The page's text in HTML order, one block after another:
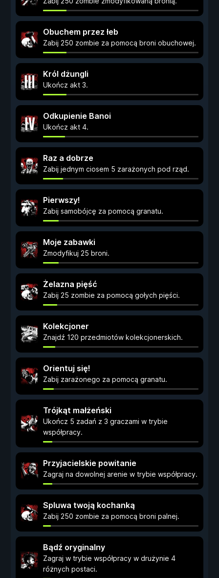
Obuchem przez łeb
Zabij 250 zombie za pomocą broni obuchowej.
Król dżungli
Ukończ akt 3.
Odkupienie Banoi
Ukończ akt 4.
Raz a dobrze
Zabij jednym ciosem 5 zarażonych pod rząd.
Pierwszy!
Zabij samobójcę za pomocą granatu.
Moje zabawki
Zmodyfikuj 25 broni.
Żelazna pięść
Zabij 25 zombie za pomocą gołych pięści.
Kolekcjoner
Znajdź 120 przedmiotów kolekcjonerskich.
Orientuj się!
Zabij zarażonego za pomocą granatu.
Trójkąt małżeński
Ukończ 5 zadań z 3 graczami w trybie
współpracy.
Przyjacielskie powitanie
Zagraj na dowolnej arenie w trybie współpracy.
Spluwa twoją kochanką
Zabij 250 zombie za pomocą broni palnej.
Bądź oryginalny
Zagraj w trybie współpracy w drużynie 4
różnych postaci.